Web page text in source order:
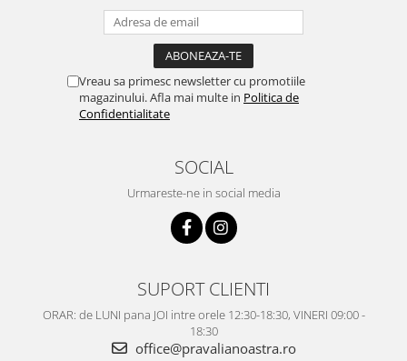
Vreau sa primesc newsletter cu promotiile
magazinului. Afla mai multe in Politica de
Confidentialitate
SOCIAL
Urmareste-ne in social media
SUPORT CLIENTI
ORAR: de LUNI pana JOI intre orele 12:30-18:30, VINERI 09:00 -
18:30
office@pravalianoastra.ro